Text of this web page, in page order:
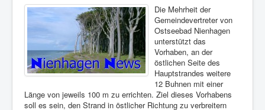
Die Mehrheit der
Gemeindevertreter von
Ostseebad Nienhagen
unterstützt das
Vorhaben, an der
östlichen Seite des
Hauptstrandes weitere
12 Buhnen mit einer
Länge von jeweils 100 m zu errichten. Ziel dieses Vorhabens
soll es sein, den Strand in östlicher Richtung zu verbreitern